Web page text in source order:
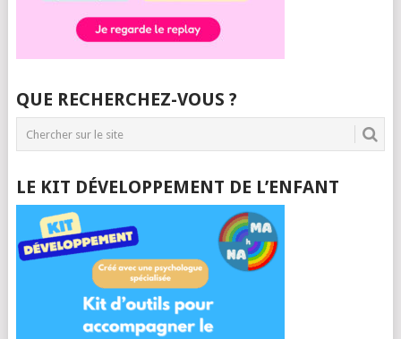
QUE RECHERCHEZ-VOUS ?
LE KIT DÉVELOPPEMENT DE L’ENFANT